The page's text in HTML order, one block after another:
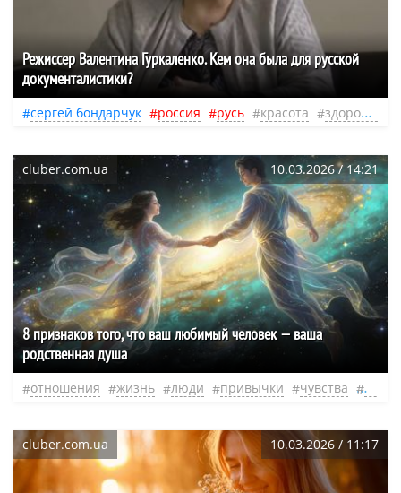
Режиссер Валентина Гуркаленко. Кем она была для русской
документалистики?
сергей бондарчук россия русь красота здоровье
cluber.com.ua 10.03.2026 / 14:21
8 признаков того, что ваш любимый человек — ваша
родственная душа
отношения жизнь люди привычки чувства душа
cluber.com.ua 10.03.2026 / 11:17